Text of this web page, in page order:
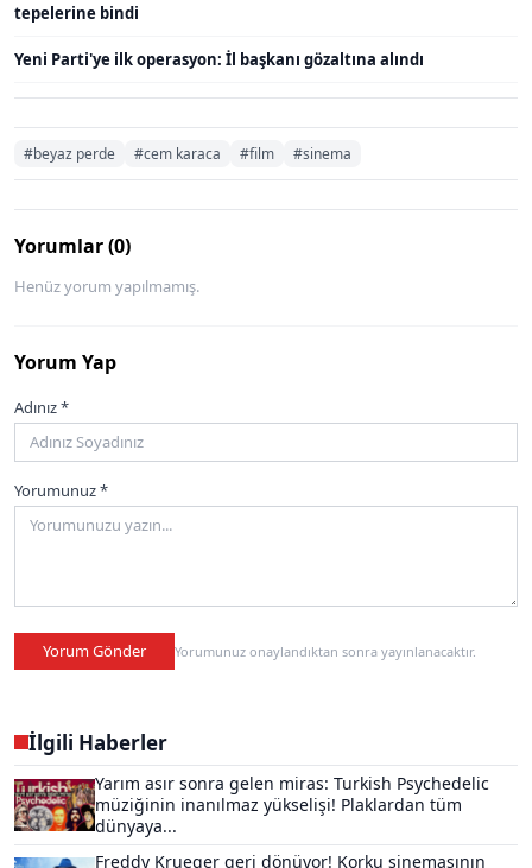
tepelerine bindi
Yeni Parti'ye ilk operasyon: İl başkanı gözaltına alındı
#beyaz perde #cem karaca #film #sinema
Yorumlar (0)
Henüz yorum yapılmamış.
Yorum Yap
Adınız *
Yorumunuz *
Yorum Gönder Yorumunuz onaylandıktan sonra yayınlanacaktır.
İlgili Haberler
Yarım asır sonra gelen miras: Turkish Psychedelic
müziğinin inanılmaz yükselişi! Plaklardan tüm
dünyaya...
Freddy Krueger geri dönüyor! Korku sinemasının